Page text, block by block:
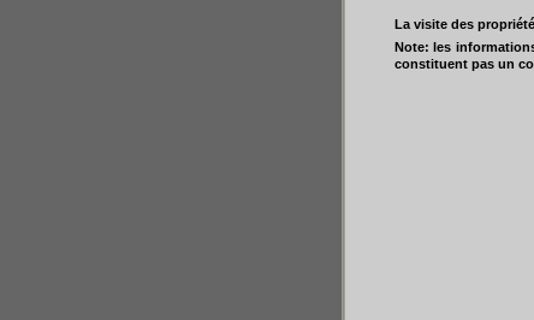
La visite des
Note: les
constituent pas un